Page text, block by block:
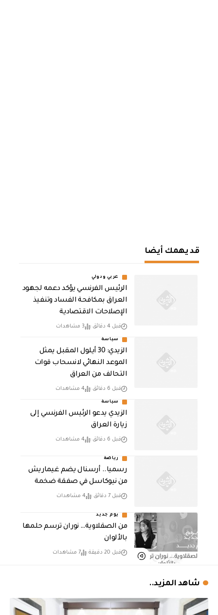
قد يهمك أيضا
عربي ودولي
الرئيس الفرنسي يؤكد دعمه لجهود
العراق بمكافحة الفساد وتنفيذ
الإصلاحات الاقتصادية
قبل 4 دقائق 3 مشاهدات
سياسة
الزيدي: 30 أيلول المقبل يمثل
الموعد النهائي لانسحاب قوات
التحالف من العراق
قبل 6 دقائق 4 مشاهدات
سياسة
الزيدي يدعو الرئيس الفرنسي إلى
زيارة العراق
قبل 6 دقائق 4 مشاهدات
رياضة
رسميا.. أرسنال يضم غيماريش
من نيوكاسل في صفقة ضخمة
قبل 7 دقائق 4 مشاهدات
يوم جديد
من الصقلاوية… نوران ترسم حلمها
بالألوان
قبل 20 دقيقة 7 مشاهدات
شاهد المزيد..